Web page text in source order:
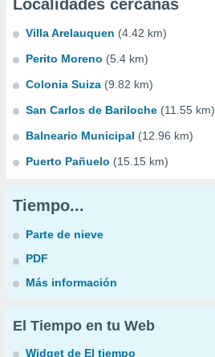
Localidades cercanas
Villa Arelauquen (4.42 km)
Perito Moreno (5.4 km)
Colonia Suiza (9.82 km)
San Carlos de Bariloche (11.55 km)
Balneario Municipal (12.96 km)
Puerto Pañuelo (15.15 km)
Tiempo...
Parte de nieve
PDF
Más información
El Tiempo en tu Web
Widget de El tiempo